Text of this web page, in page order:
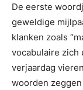
De eerste
geweldige
klanken zoals
vocabulaire zich
verjaardag
woorden